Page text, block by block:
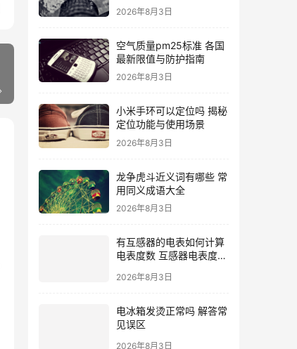
2026年8月3日
空气质量pm25标准 各国
最新限值与防护指南
2026年8月3日
小米手环可以定位吗 揭秘
定位功能与使用场景
2026年8月3日
龙争虎斗近义词有哪些 常
用同义成语大全
2026年8月3日
有互感器的电表如何计算
电表度数 互感器电表度数
2026年8月3日
电冰箱发烫正常吗 解答常
见误区
2026年8月3日